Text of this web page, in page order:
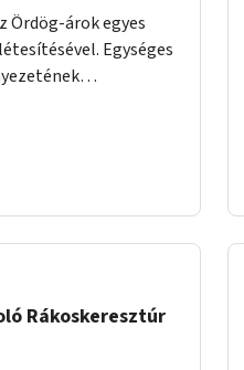
Ördög-árok egyes
Egységes
Rákoskeresztúr